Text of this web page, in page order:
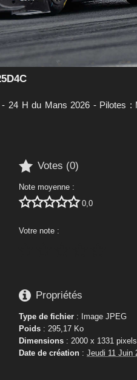
24 H du Mans 2026 - Pilotes
 Votes (0)
Note moyenne :
 0,0
Votre note :
 Propriétés
Type de fichier : Image JPEG
Poids : 295,17 Ko
Dimensions : 2000 x 1331 pixels
Date de création : Jeudi 11 Juin